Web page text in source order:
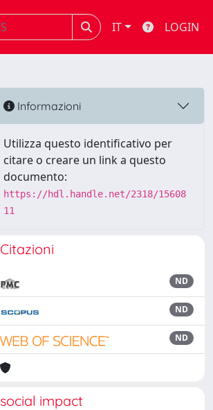
IT LOGIN
Informazioni
Utilizza questo identificativo per
citare o creare un link a questo
documento:
https://hdl.handle.net/2318/15608
11
Citazioni
ND
ND
ND
social impact